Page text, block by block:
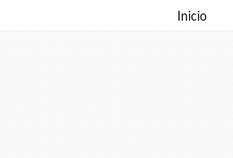
Inicio